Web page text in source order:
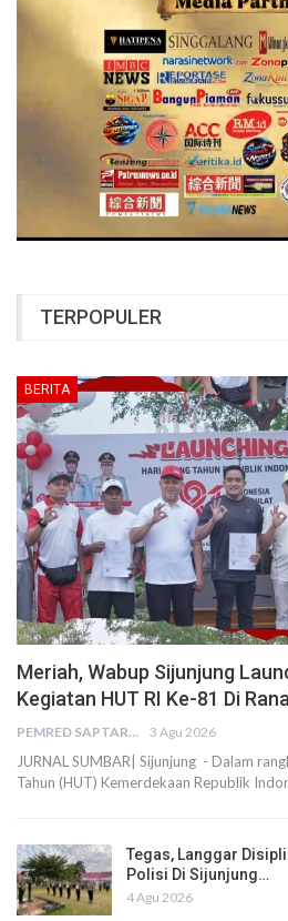
TERPOPULER
BERITA
Meriah, Wabup Sijunjung
Kegiatan HUT RI Ke-81 Di
PEMRED SAPTARIUS 3 Agu 2026
JURNAL SUMBAR| Sijunjung - Dalam
Tahun (HUT) Kemerdekaan Republik
Tegas, Langgar
Polisi Di Sijunjung…
4 Agu 2026